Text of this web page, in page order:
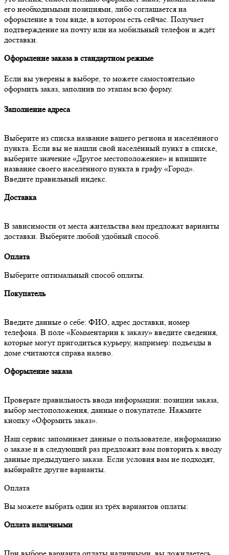
его необходимыми позициями, либо соглашается на
оформление в том виде, в котором есть сейчас. Получает
подтверждение на почту или на мобильный телефон и ждёт
доставки.
Оформление заказа в стандартном режиме
Если вы уверены в выборе, то можете самостоятельно
оформить заказ, заполнив по этапам всю форму.
Заполнение адреса
Выберите из списка название вашего региона и населённого
пункта. Если вы не нашли свой населённый пункт в списке,
выберите значение «Другое местоположение» и впишите
название своего населённого пункта в графу «Город».
Введите правильный индекс.
Доставка
В зависимости от места жительства вам предложат варианты
доставки. Выберите любой удобный способ.
Оплата
Выберите оптимальный способ оплаты.
Покупатель
Введите данные о себе: ФИО, адрес доставки, номер
телефона. В поле «Комментарии к заказу» введите сведения,
которые могут пригодиться курьеру, например: подъезды в
доме считаются справа налево.
Оформление заказа
Проверьте правильность ввода информации: позиции заказа,
выбор местоположения, данные о покупателе. Нажмите
кнопку «Оформить заказ».
Наш сервис запоминает данные о пользователе, информацию
о заказе и в следующий раз предложит вам повторить к вводу
данные предыдущего заказа. Если условия вам не подходят,
выбирайте другие варианты.
Оплата
Вы можете выбрать один из трёх вариантов оплаты:
Оплата наличными